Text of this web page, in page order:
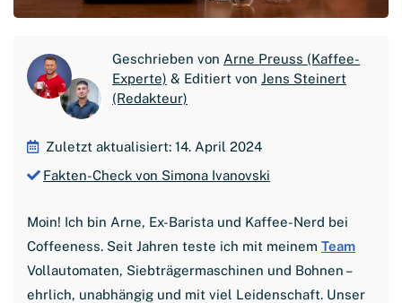
Geschrieben von Arne Preuss (Kaffee-
Experte) & Editiert von Jens Steinert
(Redakteur)
Zuletzt aktualisiert: 14. April 2024
Fakten-Check von Simona Ivanovski
Moin! Ich bin Arne, Ex-Barista und Kaffee-Nerd bei
Coffeeness. Seit Jahren teste ich mit meinem Team
Vollautomaten, Siebträgermaschinen und Bohnen –
ehrlich, unabhängig und mit viel Leidenschaft. Unser